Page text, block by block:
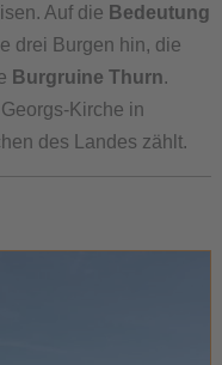
Auf die Bedeutung
drei Burgen hin, die
Burgruine Thurn.
Kirche in
des Landes zählt.